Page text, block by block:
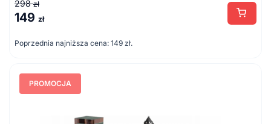
298zł
Pierwotna
wynosiła:
149 zł
Aktualna
wynosi:
Poprzednia najniższa cena: 149 zł.
PROMOCJA